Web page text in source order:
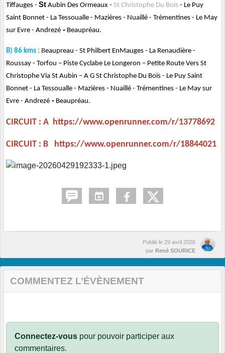
Tiffauges - St Aubin Des Ormeaux - St Christophe Du Bois - Le Puy
Saint Bonnet - La Tessoualle - Mazières - Nuaillé - Trémentines - Le May
sur Evre - Andrezé - Beaupréau.
B) 86 kms : Beaupreau - St Philbert EnMauges - La Renaudière -
Roussay - Torfou – Piste Cyclabe Le Longeron – Petite Route Vers St
Christophe Via St Aubin – A G St Christophe Du Bois - Le Puy Saint
Bonnet - La Tessoualle - Mazières - Nuaillé - Trémentines - Le May sur
Evre - Andrezé - Beaupréau.
CIRCUIT : A https://www.openrunner.com/r/13778692
CIRCUIT : B https://www.openrunner.com/r/18844021
Publié le 29 avril 2026
par René SOURICE
COMMENTEZ L’ÉVÈNEMENT
Connectez-vous pour pouvoir participer aux
commentaires.